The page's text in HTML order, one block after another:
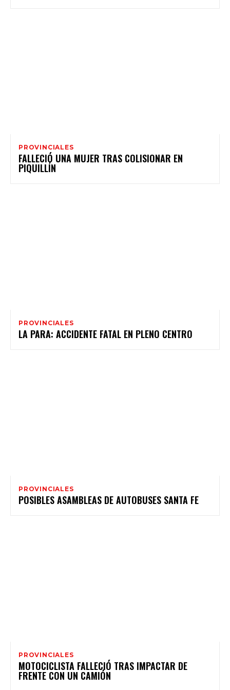
PROVINCIALES
FALLECIÓ UNA MUJER TRAS COLISIONAR EN
PIQUILLÍN
PROVINCIALES
LA PARA: ACCIDENTE FATAL EN PLENO CENTRO
PROVINCIALES
POSIBLES ASAMBLEAS DE AUTOBUSES SANTA FE
PROVINCIALES
MOTOCICLISTA FALLECIÓ TRAS IMPACTAR DE
FRENTE CON UN CAMIÓN